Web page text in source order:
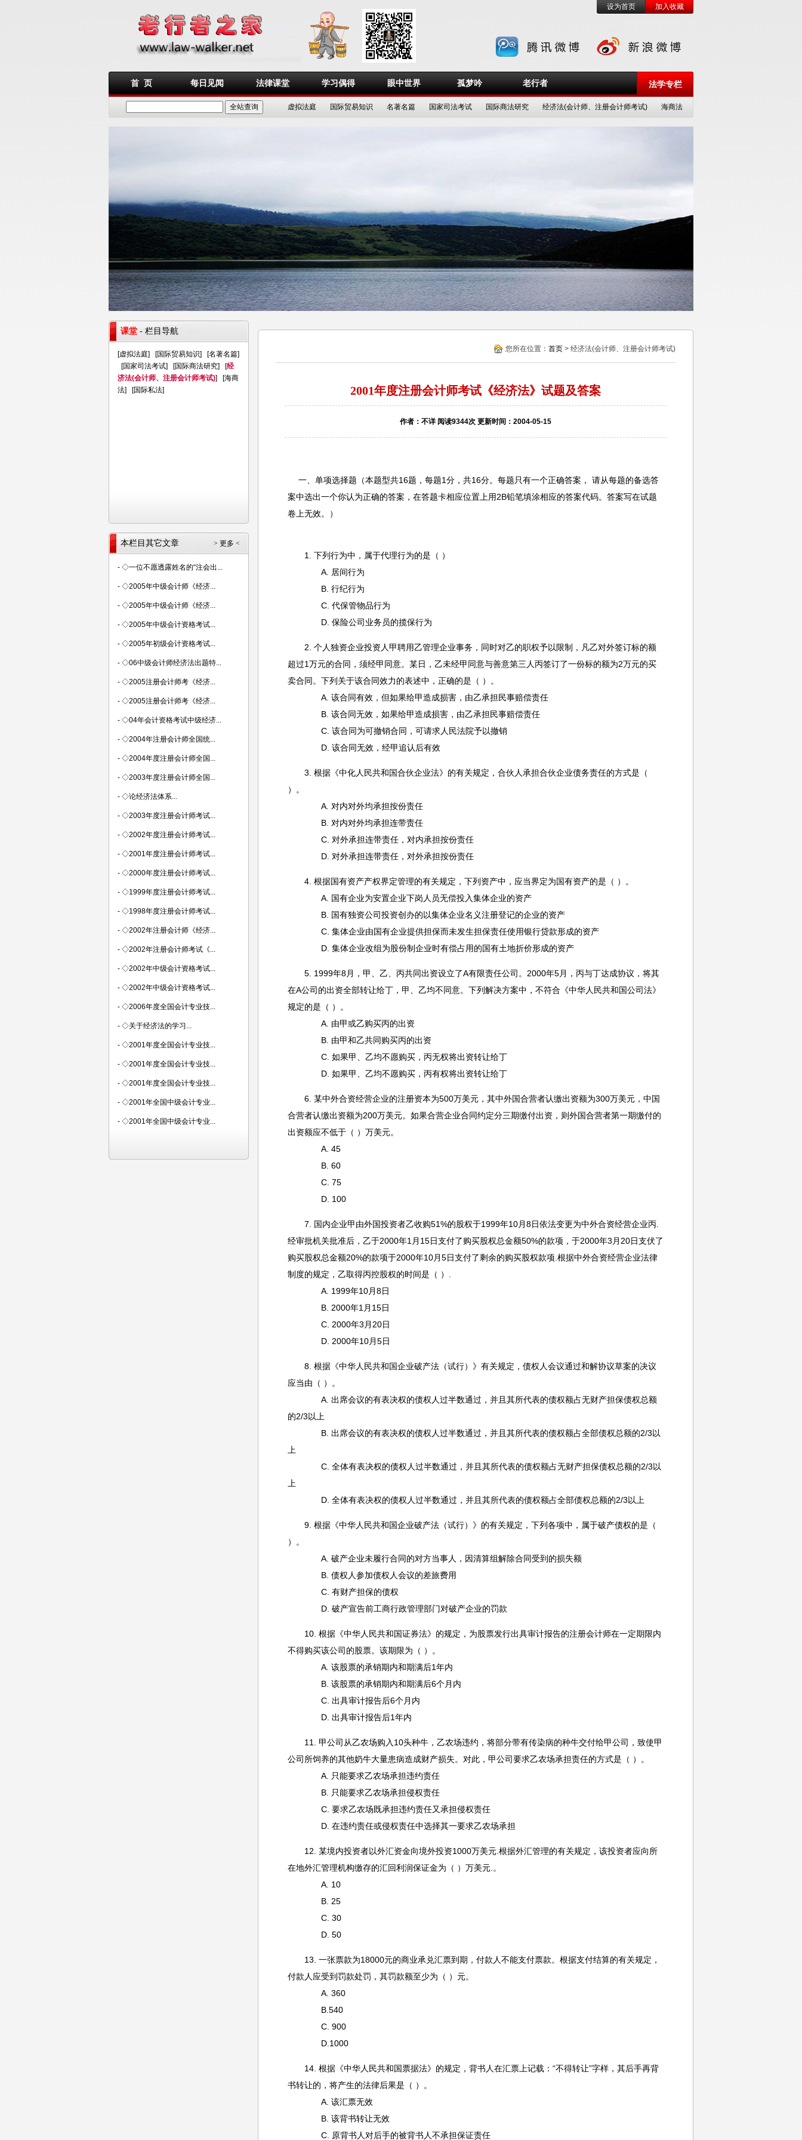
设为首页 加入收藏
首 页 每日见闻 法律课堂 学习偶得 眼中世界 孤梦吟 老行者 法学专栏
虚拟法庭 国际贸易知识 名著名篇 国家司法考试 国际商法研究 经济法(会计师、注册会计师考试) 海商法
您所在位置： 首页 > 经济法(会计师、注册会计师考试)
2001年度注册会计师考试《经济法》试题及答案
作者：不详 阅读9344次 更新时间：2004-05-15
一、单项选择题（本题型共16题，每题1分，共16分。每题只有一个正确答案， 请从每题的备选答
案中选出一个你认为正确的答案，在答题卡相应位置上用2B铅笔填涂相应的答案代码。答案写在试题
卷上无效。）
1. 下列行为中，属于代理行为的是（ ）
A. 居间行为
B. 行纪行为
C. 代保管物品行为
D. 保险公司业务员的揽保行为
2. 个人独资企业投资人甲聘用乙管理企业事务，同时对乙的职权予以限制，凡乙对外签订标的额
超过1万元的合同，须经甲同意。某日，乙未经甲同意与善意第三人丙签订了一份标的额为2万元的买
卖合同。下列关于该合同效力的表述中，正确的是（ ）。
A. 该合同有效，但如果给甲造成损害，由乙承担民事赔偿责任
B. 该合同无效，如果给甲造成损害，由乙承担民事赔偿责任
C. 该合同为可撤销合同，可请求人民法院予以撤销
D. 该合同无效，经甲追认后有效
3. 根据《中化人民共和国合伙企业法》的有关规定，合伙人承担合伙企业债务责任的方式是（
）。
A. 对内对外均承担按份责任
B. 对内对外均承担连带责任
C. 对外承担连带责任，对内承担按份责任
D. 对外承担连带责任，对外承担按份责任
4. 根据国有资产产权界定管理的有关规定，下列资产中，应当界定为国有资产的是（ ）。
A. 国有企业为安置企业下岗人员无偿投入集体企业的资产
B. 国有独资公司投资创办的以集体企业名义注册登记的企业的资产
C. 集体企业由国有企业提供担保而未发生担保责任使用银行贷款形成的资产
D. 集体企业改组为股份制企业时有偿占用的国有土地折价形成的资产
5. 1999年8月，甲、乙、丙共同出资设立了A有限责任公司。2000年5月，丙与丁达成协议，将其
在A公司的出资全部转让给丁，甲、乙均不同意。下列解决方案中，不符合《中华人民共和国公司法》
规定的是（ ）。
A. 由甲或乙购买丙的出资
B. 由甲和乙共同购买丙的出资
C. 如果甲、乙均不愿购买，丙无权将出资转让给丁
D. 如果甲、乙均不愿购买，丙有权将出资转让给丁
6. 某中外合资经营企业的注册资本为500万美元，其中外国合营者认缴出资额为300万美元，中国
合营者认缴出资额为200万美元。如果合营企业合同约定分三期缴付出资，则外国合营者第一期缴付的
出资额应不低于（ ）万美元。
A. 45
B. 60
C. 75
D. 100
7. 国内企业甲由外国投资者乙收购51%的股权于1999年10月8日依法变更为中外合资经营企业丙.
经审批机关批准后，乙于2000年1月15日支付了购买股权总金额50%的款项，于2000年3月20日支伏了
购买股权总金额20%的款项于2000年10月5日支付了剩余的购买股权款项.根据中外合资经营企业法律
制度的规定，乙取得丙控股权的时间是（ ）.
A. 1999年10月8日
B. 2000年1月15日
C. 2000年3月20日
D. 2000年10月5日
8. 根据《中华人民共和国企业破产法（试行）》有关规定，债权人会议通过和解协议草案的决议
应当由（ ）。
A. 出席会议的有表决权的债权人过半数通过，并且其所代表的债权额占无财产担保债权总额
的2/3以上
B. 出席会议的有表决权的债权人过半数通过，并且其所代表的债权额占全部债权总额的2/3以
上
C. 全体有表决权的债权人过半数通过，并且其所代表的债权额占无财产担保债权总额的2/3以
上
D. 全体有表决权的债权人过半数通过，并且其所代表的债权额占全部债权总额的2/3以上
9. 根据《中华人民共和国企业破产法（试行）》的有关规定，下列各项中，属于破产债权的是（
）。
A. 破产企业未履行合同的对方当事人，因清算组解除合同受到的损失额
B. 债权人参加债权人会议的差旅费用
C. 有财产担保的债权
D. 破产宣告前工商行政管理部门对破产企业的罚款
10. 根据《中华人民共和国证券法》的规定，为股票发行出具审计报告的注册会计师在一定期限内
不得购买该公司的股票。该期限为（ ）。
A. 该股票的承销期内和期满后1年内
B. 该股票的承销期内和期满后6个月内
C. 出具审计报告后6个月内
D. 出具审计报告后1年内
11. 甲公司从乙农场购入10头种牛，乙农场违约，将部分带有传染病的种牛交付给甲公司，致使甲
公司所饲养的其他奶牛大量患病造成财产损失。对此，甲公司要求乙农场承担责任的方式是（ ）。
A. 只能要求乙农场承担违约责任
B. 只能要求乙农场承担侵权责任
C. 要求乙农场既承担违约责任又承担侵权责任
D. 在违约责任或侵权责任中选择其一要求乙农场承担
12. 某境内投资者以外汇资金向境外投资1000万美元.根据外汇管理的有关规定，该投资者应向所
在地外汇管理机构缴存的汇回利润保证金为（ ）万美元.。
A. 10
B. 25
C. 30
D. 50
13. 一张票款为18000元的商业承兑汇票到期，付款人不能支付票款。根据支付结算的有关规定，
付款人应受到罚款处罚，其罚款额至少为（ ）元。
A. 360
B.540
C. 900
D.1000
14. 根据《中华人民共和国票据法》的规定，背书人在汇票上记载：“不得转让”字样，其后手再背
书转让的，将产生的法律后果是（ ）。
A. 该汇票无效
B. 该背书转让无效
C. 原背书人对后手的被背书人不承担保证责任
课堂 - 栏目导航
[虚拟法庭] [国际贸易知识] [名著名篇]
[国家司法考试] [国际商法研究] [经
济法(会计师、注册会计师考试)] [海商
法] [国际私法]
> 更多 <
本栏目其它文章
- ◇一位不愿透露姓名的“注会出...
- ◇2005年中级会计师《经济...
- ◇2005年中级会计师《经济...
- ◇2005年中级会计资格考试...
- ◇2005年初级会计资格考试...
- ◇06中级会计师经济法出题特...
- ◇2005注册会计师考《经济...
- ◇2005注册会计师考《经济...
- ◇04年会计资格考试中级经济...
- ◇2004年注册会计师全国统...
- ◇2004年度注册会计师全国...
- ◇2003年度注册会计师全国...
- ◇论经济法体系...
- ◇2003年度注册会计师考试...
- ◇2002年度注册会计师考试...
- ◇2001年度注册会计师考试...
- ◇2000年度注册会计师考试...
- ◇1999年度注册会计师考试...
- ◇1998年度注册会计师考试...
- ◇2002年注册会计师《经济...
- ◇2002年注册会计师考试《...
- ◇2002年中级会计资格考试...
- ◇2002年中级会计资格考试...
- ◇2006年度全国会计专业技...
- ◇关于经济法的学习...
- ◇2001年度全国会计专业技...
- ◇2001年度全国会计专业技...
- ◇2001年度全国会计专业技...
- ◇2001年全国中级会计专业...
- ◇2001年全国中级会计专业...